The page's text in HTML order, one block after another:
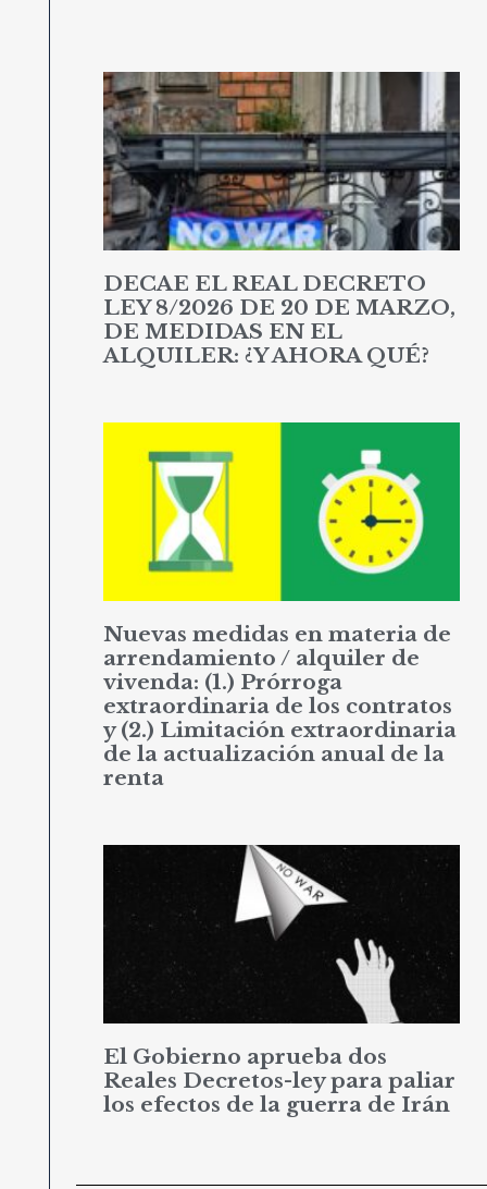
DECAE EL REAL DECRETO
LEY 8/2026 DE 20 DE MARZO,
DE MEDIDAS EN EL
ALQUILER: ¿Y AHORA QUÉ?
Nuevas medidas en materia de
arrendamiento / alquiler de
vivenda: (1.) Prórroga
extraordinaria de los contratos
y (2.) Limitación extraordinaria
de la actualización anual de la
renta
El Gobierno aprueba dos
Reales Decretos-ley para paliar
los efectos de la guerra de Irán